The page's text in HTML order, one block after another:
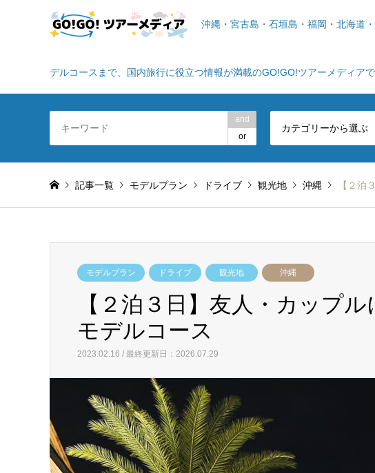
沖縄・宮古島・石垣島・福岡・北海道
デルコースまで、国内旅行に役立つ情報が満載のGO!GO!ツアーメディアで
and
or
カテゴリーから選ぶ
記事一覧 モデルプラン ドライブ 観光地 沖縄 【２泊
モデルプラン ドライブ 観光地 沖縄
【２泊３日】友人・カップ
モデルコース
2023.02.16 / 最終更新日：2026.07.29